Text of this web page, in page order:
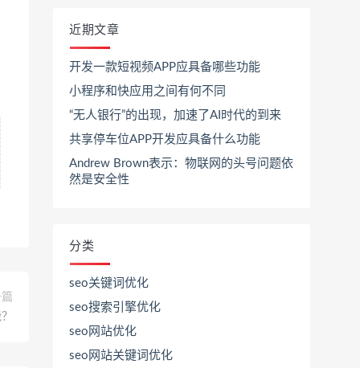
近期文章
开发一款短视频APP应具备哪些功能
小程序和快应用之间有何不同
“无人银行”的出现，加速了AI时代的到来
共享停车位APP开发应具备什么功能
Andrew Brown表示：物联网的头号问题依
然是安全性
分类
seo关键词优化
seo搜索引擎优化
seo网站优化
seo网站关键词优化